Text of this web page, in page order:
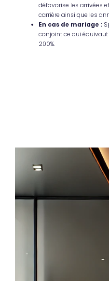
défavorise les arrivées
carrière ainsi que les
En cas de mariage :
conjoint ce qui équivaut
200%.